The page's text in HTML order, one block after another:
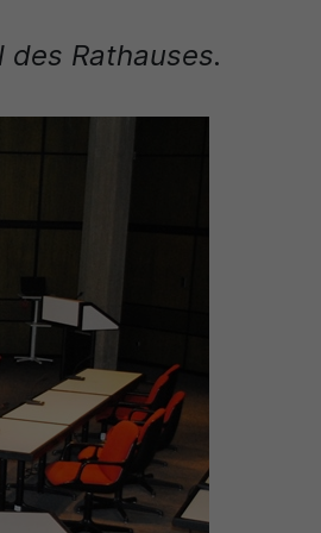
des Rathauses.